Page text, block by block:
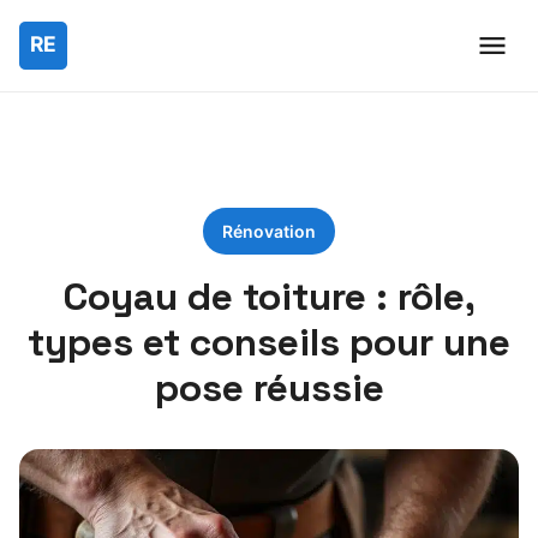
Rénovation
Coyau de toiture : rôle,
types et conseils pour une
pose réussie